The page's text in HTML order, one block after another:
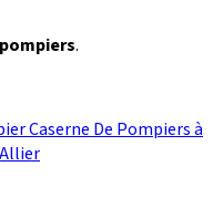
.
Caserne De Pompiers à